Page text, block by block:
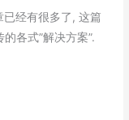
经有很多了, 这篇
各式”解决方案”.